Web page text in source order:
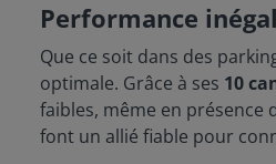
Performance
Que ce soit dans des
optimale. Grâce à ses 10
faibles, même en présence
font un allié fiable pour